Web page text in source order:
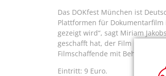
Das DOKfest München ist
Plattformen für Dokumentarfilm
gezeigt wird“, sagt Miriam
geschafft hat, der Film ist
Filmschaffende mit
Eintritt: 9 Euro.